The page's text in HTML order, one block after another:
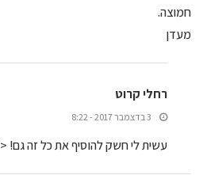
חמוצה.
מעדן
רחלי קרוט
3 בדצמבר 2017 - 8:22
עשית לי חשק להוסיף את כל זה גם! <3